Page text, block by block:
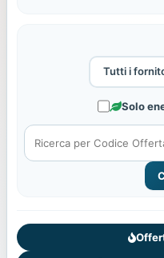
Tutti i
Solo